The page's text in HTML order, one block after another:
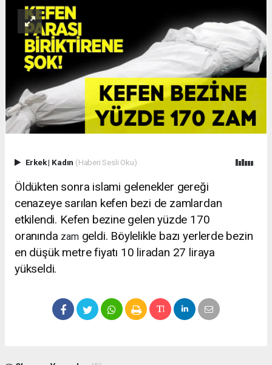
Erkek| Kadın (Haberi Sesli Oku)
Öldükten sonra islami gelenekler gereği
cenazeye sarılan kefen bezi de zamlardan
etkilendi. Kefen bezine gelen yüzde 170
oranında zamgeldi. Böylelikle bazı yerlerde bezin
en düşük metre fiyatı 10 liradan 27 liraya
yükseldi.